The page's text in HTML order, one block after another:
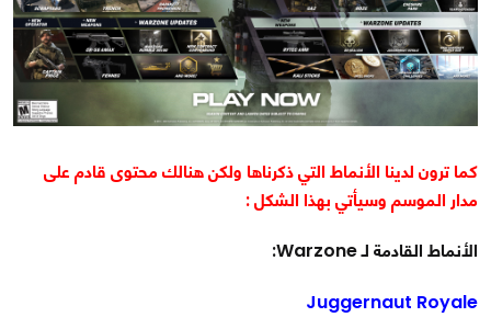
كما ترون لدينا الأنماط التي ذكرناها ولكن هنالك محتوى قادم على
مدار الموسم وسيأتي بهذا الشكل :
الأنماط القادمة لـ Warzone:
Juggernaut Royale